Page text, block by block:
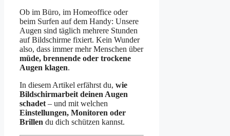
Ob im Büro, im Homeoffice oder
beim Surfen auf dem Handy: Unsere
Augen sind täglich mehrere Stunden
auf Bildschirme fixiert. Kein Wunder
also, dass immer mehr Menschen über
müde, brennende oder trockene
Augen klagen.
In diesem Artikel erfährst du, wie
Bildschirmarbeit deinen Augen
schadet – und mit welchen
Einstellungen, Monitoren oder
Brillen du dich schützen kannst.